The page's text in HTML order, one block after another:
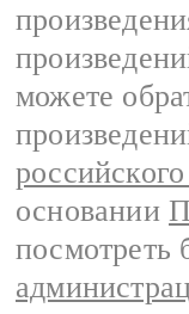
можете
российского
основании
посмотреть